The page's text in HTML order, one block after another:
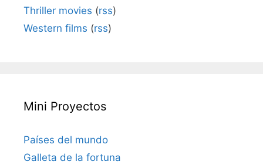
Thriller movies (rss)
Western films (rss)
Mini Proyectos
Países del mundo
Galleta de la fortuna